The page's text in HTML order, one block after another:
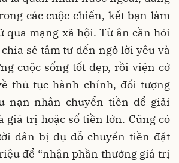
các cuộc chiến, kết bạn làm
qua mạng xã hội. Từ ân cần hỏi
sẻ tâm tư đến ngỏ lời yêu và
cuộc sống tốt đẹp, rồi viện cớ
thủ tục hành chính, đối tượng
nạn nhân chuyển tiền để giải
giá trị hoặc số tiền lớn. Cũng có
dân bị dụ dỗ chuyển tiền đặt
để “nhận phần thưởng giá trị